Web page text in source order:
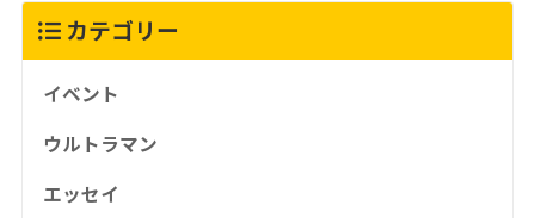
カテゴリー
イベント
ウルトラマン
エッセイ